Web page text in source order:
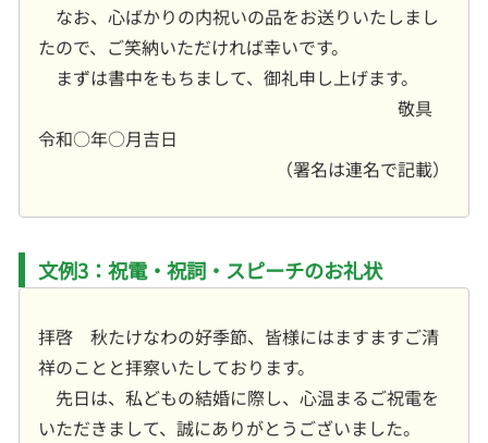
なお、心ばかりの内祝いの品をお送りいたしまし
たので、ご笑納いただければ幸いです。
まずは書中をもちまして、御礼申し上げます。
敬具
令和○年○月吉日
（署名は連名で記載）
文例3：祝電・祝詞・スピーチのお礼状
拝啓 秋たけなわの好季節、皆様にはますますご清
祥のことと拝察いたしております。
先日は、私どもの結婚に際し、心温まるご祝電を
いただきまして、誠にありがとうございました。